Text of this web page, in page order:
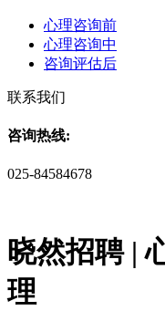
心理咨询前
心理咨询中
咨询评估后
联系我们
咨询热线:
025-84584678
晓然招聘 |
理